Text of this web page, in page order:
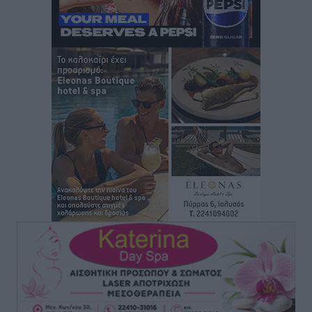
Πάνθηρες: Ξεκίνησαν αισιόδοξοι για την παρθενική
“πτήση” τους
• πριν 13 ώρες
Άρης Αρχαγγέλου: Στο πλευρό του άτυχου Ιάκωβου
Αθλητικά• πριν 13 ώρες
Φοίβος: Η μεγάλη επιστροφή του Μπρένο Σαλβατιέρα
πριν 13 ώρες
Κλεάνθης: Έτοιμες οι κάρτες διαρκείας της νέας
σεζόν
Αθλητικά πριν 13 ώρες
Ατρόμητος Διμυλιάς: Ο Μαργαρίτης και μία
αδιαπραγμάτευτη φιλοσοφία